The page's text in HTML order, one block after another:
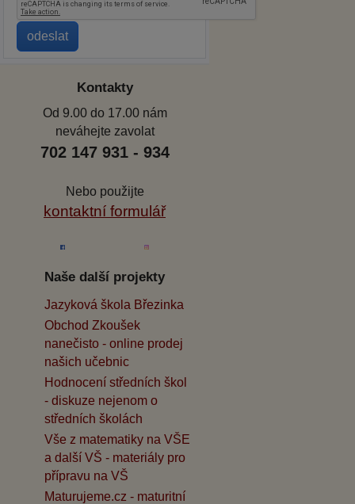
Kontakty
Od 9.00 do 17.00 nám
neváhejte zavolat
702 147 931 - 934
Nebo použijte
kontaktní formulář
Naše další projekty
Jazyková škola Březinka
Obchod Zkoušek
nanečisto - online prodej
našich učebnic
Hodnocení středních škol
- diskuze nejenom o
středních školách
Vše z matematiky na VŠE
a další VŠ - materiály pro
přípravu na VŠ
Maturujeme.cz - maturitní